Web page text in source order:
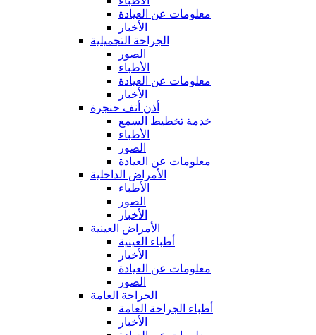
معلومات عن العيادة
الأخبار
الجراحة التجميلية
الصور
الأطباء
معلومات عن العيادة
الأخبار
أذن أنف حنجرة
خدمة تخطيط السمع
الأطباء
الصور
معلومات عن العيادة
الأمراض الداخلية
الأطباء
الصور
الأخبار
الأمراض العينية
أطباء العينية
الأخبار
معلومات عن العيادة
الصور
الجراحة العامة
أطباء الجراحة العامة
الأخبار